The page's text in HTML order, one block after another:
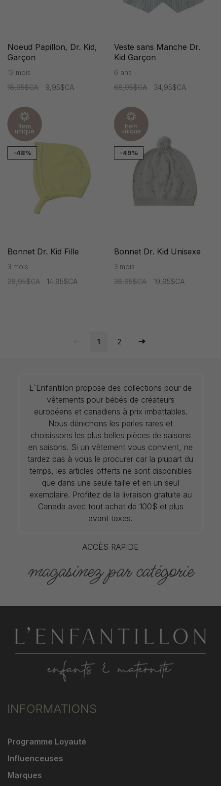
Noeud Papillon, Dr. Kid,
Garçon
12 mois
18,95$CA
9,95$CA
Veste sans Manche Dr.
Kid Garçon
6 ans
68,95$CA
34,95$CA
Item
unique
-48%
Bonnet Dr. Kid Fille
3 mois
28,95$CA
14,95$CA
Item
unique
-49%
Bonnet Dr. Kid Unisexe
3 mois
38,95$CA
19,95$CA
1 2
L`Enfantillon propose des collections pour de
vêtements pour bébés de créateurs
européens et canadiens à prix imbattables.
Nous dénichons les perles rares et
choisissons les plus belles pièces de saisons
en saisons. Si un vêtement vous convient, ne
tardez pas à vous le procurer car la plupart du
temps, les articles offerts ne sont disponibles
que dans une seule taille et en un seul
exemplaire. Profitez de la livraison gratuite au
Canada avec tout achat de 100$ et plus
avant taxes.
ACCÈS RAPIDE
magasinez par catégorie
INFORMATIONS
Programme Loyauté
Influenceuses
Marques